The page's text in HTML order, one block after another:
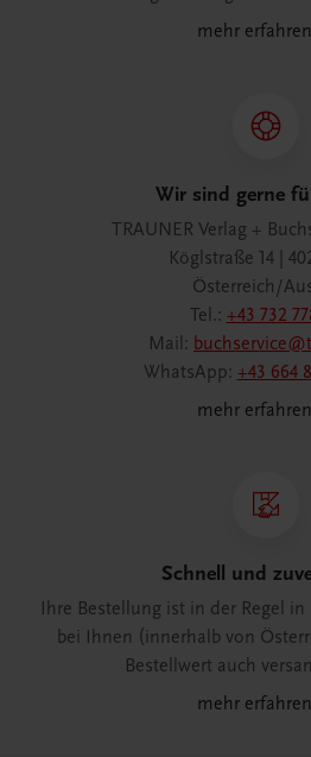
mehr erfahren
Wir sind gerne
TRAUNER Verlag +
Köglstraße 14 |
Österreich/
Tel.: +43 732
Mail:
WhatsApp: +43 664
mehr erfahren
Schnell und
Ihre Bestellung ist in der Regel
bei Ihnen (innerhalb von
Bestellwert auch
mehr erfahren